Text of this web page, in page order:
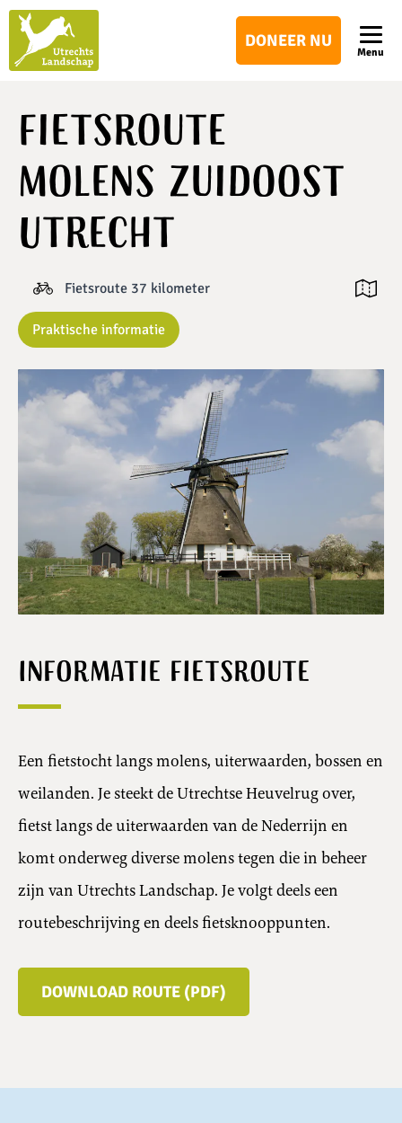
DONEER NU
Menu
Fietsroute
Molens Zuidoost
Utrecht
Fietsroute 37 kilometer
Praktische informatie
Open
Informatie fietsroute
Een fietstocht langs molens, uiterwaarden, bossen en
weilanden. Je steekt de Utrechtse Heuvelrug over,
fietst langs de uiterwaarden van de Nederrijn en
komt onderweg diverse molens tegen die in beheer
zijn van Utrechts Landschap. Je volgt deels een
routebeschrijving en deels fietsknooppunten.
DOWNLOAD ROUTE (PDF)